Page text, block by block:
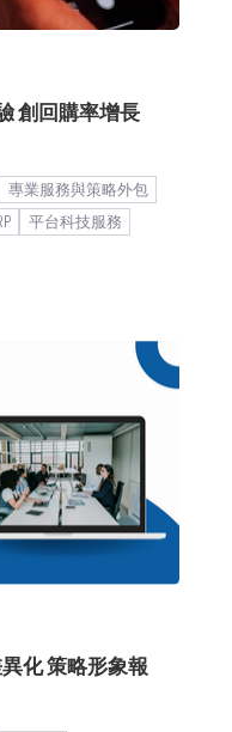
創回購率增長
專業服務與策略外包
平台科技服務
化 策略形象報